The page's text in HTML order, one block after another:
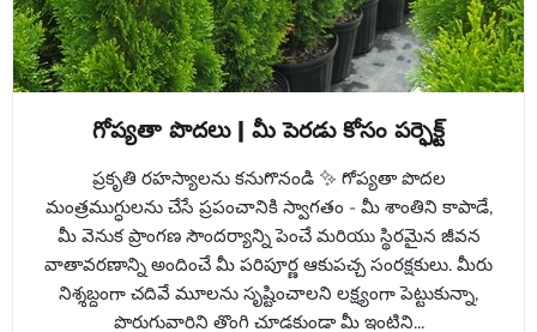
గోప్యతా పొదలు | మీ పెరడు కోసం పర్ఫెక్ట్
ప్రకృతి రహస్యాలను కనుగొనండి ✨ గోప్యతా పొదల
మంత్రముగ్ధులను చేసే ప్రపంచానికి స్వాగతం - మీ శాంతిని కాపాడే,
మీ వెనుక ప్రాంగణ సౌందర్యాన్ని పెంచే మరియు స్థిరమైన జీవన
వాతావరణాన్ని అందించే మీ పరిపూర్ణ ఆకుపచ్చ సంరక్షకులు. మీరు
నిశ్శబ్దంగా చదివే మూలను సృష్టించాలని లక్ష్యంగా పెట్టుకున్నా,
పొరుగువారిని తొంగి చూడకుండా మీ ఇంటిని...